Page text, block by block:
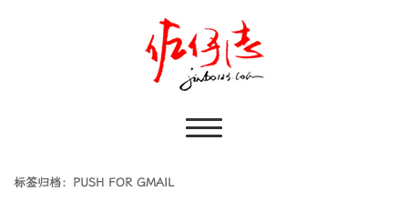
标签归档： PUSH FOR GMAIL